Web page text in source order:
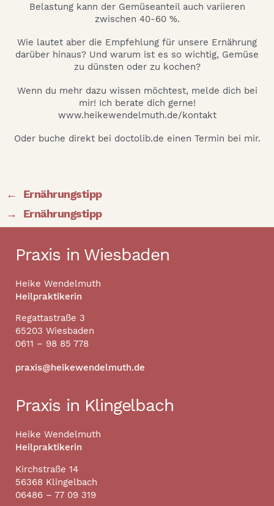
Belastung kann der Gemüseanteil auch variieren
zwischen 40-60 %.
Wie lautet aber die Empfehlung für unsere Ernährung
darüber hinaus? Und warum ist es so wichtig, Gemüse
zu dünsten oder zu kochen?
Wenn du mehr dazu wissen möchtest, melde dich bei
mir! Ich berate dich gerne!
www.heikewendelmuth.de/kontakt
Oder buche direkt bei doctolib.de einen Termin bei mir.
←
Ernährungstipp
→
Ernährungstipp
Praxis in Wiesbaden
Heike Wendelmuth
Heilpraktikerin
Regattastraße 3
65203 Wiesbaden
0611 – 98 85 778
praxis@heikewendelmuth.de
Praxis in Klingelbach
Heike Wendelmuth
Heilpraktikerin
Kirchstraße 14
56368 Klingelbach
06486 – 77 09 319